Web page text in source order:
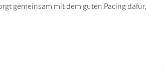
gemeinsam mit dem guten Pacing dafür,